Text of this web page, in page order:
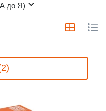
до Я)